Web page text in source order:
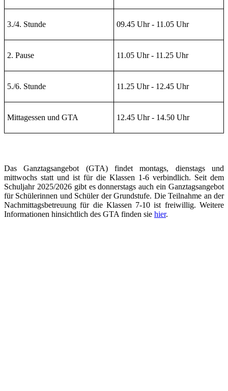
3./4. Stunde 09.45 Uhr - 11.05 Uhr
2. Pause 11.05 Uhr - 11.25 Uhr
5./6. Stunde 11.25 Uhr - 12.45 Uhr
Mittagessen und GTA 12.45 Uhr - 14.50 Uhr
Das Ganztagsangebot (GTA) findet montags, dienstags und
mittwochs statt und ist für die Klassen 1-6 verbindlich. Seit dem
Schuljahr 2025/2026 gibt es donnerstags auch ein Ganztagsangebot
für Schülerinnen und Schüler der Grundstufe. Die Teilnahme an der
Nachmittagsbetreuung für die Klassen 7-10 ist freiwillig. Weitere
Informationen hinsichtlich des GTA finden sie hier.